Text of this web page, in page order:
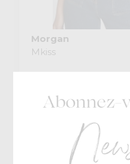
Morgan
Mkiss